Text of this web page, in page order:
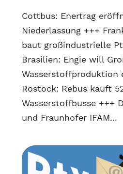
Cottbus: Enertrag
Niederlassung +++
baut großindustrielle
Brasilien: Engie will
Wasserstoffproduktion
Rostock: Rebus kauft
Wasserstoffbusse +++
und Fraunhofer IFAM...